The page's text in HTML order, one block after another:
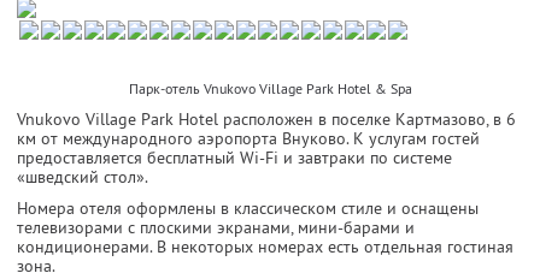
Парк-отель Vnukovo Village Park Hotel & Spa
Vnukovo Village Park Hotel расположен в поселке Картмазово, в 6
км от международного аэропорта Внуково. К услугам гостей
предоставляется бесплатный Wi-Fi и завтраки по системе
«шведский стол».
Номера отеля оформлены в классическом стиле и оснащены
телевизорами с плоскими экранами, мини-барами и
кондиционерами. В некоторых номерах есть отдельная гостиная
зона.